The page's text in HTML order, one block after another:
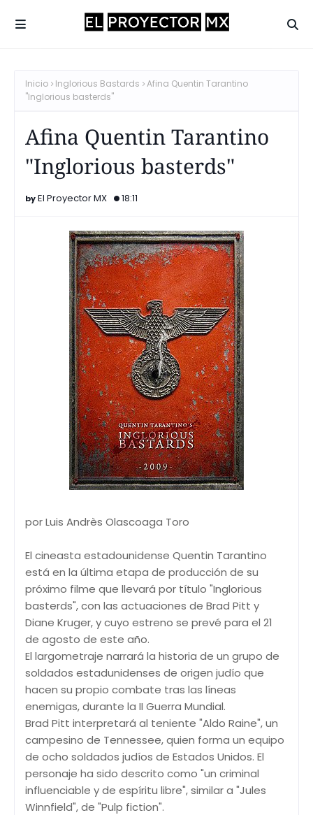
Inicio Inglorious Bastards
Afina Quentin Tarantino
"Inglorious basterds"
Afina Quentin Tarantino
"Inglorious basterds"
El Proyector MX 18:11
por Luis Andrès Olascoaga Toro
El cineasta estadounidense Quentin Tarantino
está en la última etapa de producción de su
próximo filme que llevará por título "Inglorious
basterds", con las actuaciones de Brad Pitt y
Diane Kruger, y cuyo estreno se prevé para el 21
de agosto de este año.
El largometraje narrará la historia de un grupo de
soldados estadunidenses de origen judío que
hacen su propio combate tras las líneas
enemigas, durante la II Guerra Mundial.
Brad Pitt interpretará al teniente "Aldo Raine", un
campesino de Tennessee, quien forma un equipo
de ocho soldados judíos de Estados Unidos. El
personaje ha sido descrito como "un criminal
influenciable y de espíritu libre", similar a "Jules
Winnfield", de "Pulp fiction".